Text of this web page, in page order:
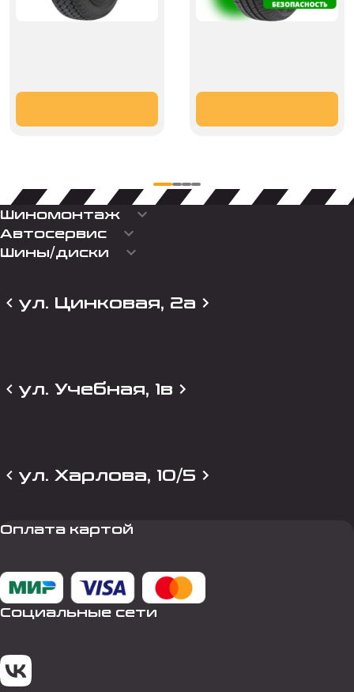
Шиномонтаж keyboard_arrow_down
Автосервис keyboard_arrow_down
Шины/диски keyboard_arrow_down
ул. Цинковая, 2а
ул. Учебная, 1в
ул. Харлова, 10/5
Оплата картой
Социальные сети